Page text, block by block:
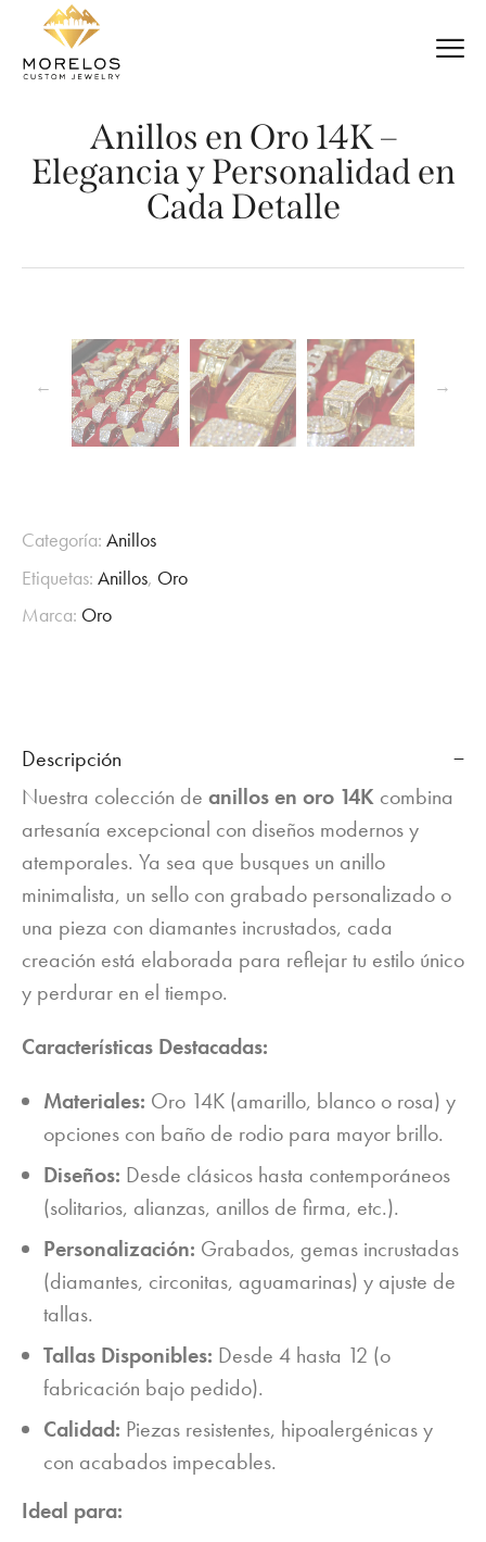
Anillos en Oro 14K –
Elegancia y Personalidad en
Cada Detalle
Categoría: Anillos
Etiquetas: Anillos, Oro
Marca: Oro
Descripción
Nuestra colección de anillos en oro 14K combina
artesanía excepcional con diseños modernos y
atemporales. Ya sea que busques un anillo
minimalista, un sello con grabado personalizado o
una pieza con diamantes incrustados, cada
creación está elaborada para reflejar tu estilo único
y perdurar en el tiempo.
Características Destacadas:
Materiales: Oro 14K (amarillo, blanco o rosa) y
opciones con baño de rodio para mayor brillo.
Diseños: Desde clásicos hasta contemporáneos
(solitarios, alianzas, anillos de firma, etc.).
Personalización: Grabados, gemas incrustadas
(diamantes, circonitas, aguamarinas) y ajuste de
tallas.
Tallas Disponibles: Desde 4 hasta 12 (o
fabricación bajo pedido).
Calidad: Piezas resistentes, hipoalergénicas y
con acabados impecables.
Ideal para: